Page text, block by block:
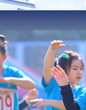
容
AFFILIATED